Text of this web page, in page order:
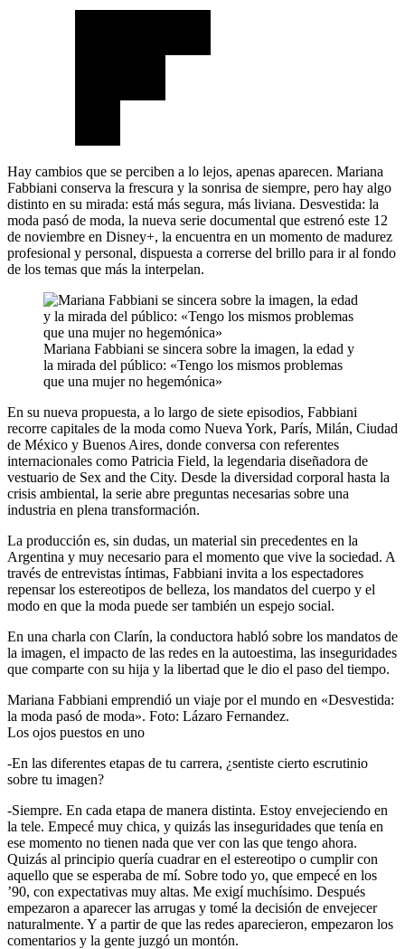
Hay cambios que se perciben a lo lejos, apenas aparecen. Mariana
Fabbiani conserva la frescura y la sonrisa de siempre, pero hay algo
distinto en su mirada: está más segura, más liviana. Desvestida: la
moda pasó de moda, la nueva serie documental que estrenó este 12
de noviembre en Disney+, la encuentra en un momento de madurez
profesional y personal, dispuesta a correrse del brillo para ir al fondo
de los temas que más la interpelan.
Mariana Fabbiani se sincera sobre la imagen, la edad y
la mirada del público: «Tengo los mismos problemas
que una mujer no hegemónica»
En su nueva propuesta, a lo largo de siete episodios, Fabbiani
recorre capitales de la moda como Nueva York, París, Milán, Ciudad
de México y Buenos Aires, donde conversa con referentes
internacionales como Patricia Field, la legendaria diseñadora de
vestuario de Sex and the City. Desde la diversidad corporal hasta la
crisis ambiental, la serie abre preguntas necesarias sobre una
industria en plena transformación.
La producción es, sin dudas, un material sin precedentes en la
Argentina y muy necesario para el momento que vive la sociedad. A
través de entrevistas íntimas, Fabbiani invita a los espectadores
repensar los estereotipos de belleza, los mandatos del cuerpo y el
modo en que la moda puede ser también un espejo social.
En una charla con Clarín, la conductora habló sobre los mandatos de
la imagen, el impacto de las redes en la autoestima, las inseguridades
que comparte con su hija y la libertad que le dio el paso del tiempo.
Mariana Fabbiani emprendió un viaje por el mundo en «Desvestida:
la moda pasó de moda». Foto: Lázaro Fernandez.
Los ojos puestos en uno
-En las diferentes etapas de tu carrera, ¿sentiste cierto escrutinio
sobre tu imagen?
-Siempre. En cada etapa de manera distinta. Estoy envejeciendo en
la tele. Empecé muy chica, y quizás las inseguridades que tenía en
ese momento no tienen nada que ver con las que tengo ahora.
Quizás al principio quería cuadrar en el estereotipo o cumplir con
aquello que se esperaba de mí. Sobre todo yo, que empecé en los
’90, con expectativas muy altas. Me exigí muchísimo. Después
empezaron a aparecer las arrugas y tomé la decisión de envejecer
naturalmente. Y a partir de que las redes aparecieron, empezaron los
comentarios y la gente juzgó un montón.